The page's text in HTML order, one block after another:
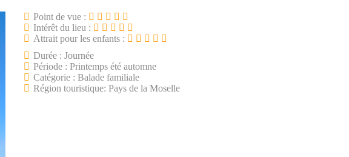
Point de vue :
Intérêt du lieu :
Attrait pour les enfants :
Durée : Journée
Période : Printemps été automne
Catégorie : Balade familiale
Région touristique: Pays de la Moselle